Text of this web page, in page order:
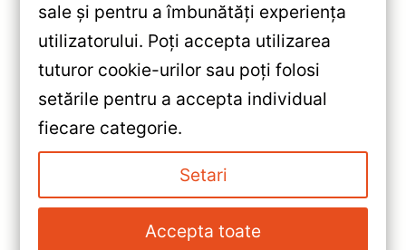
«Navigație Auto Teyes CC3L
Jeep Wrangler 2010-2018 —
Recenzie Detaliată, Testare &
Recomandări
Navigație Auto Teyes CC3L
10.2″ (Citroen C3 XR 2019-
2020) — Recenzie Detaliată,
Testare & Recomandări
sale și pentru a îmbunătăți experiența
utilizatorului. Poți accepta utilizarea
tuturor cookie-urilor sau poți folosi
setările pentru a accepta individual
fiecare categorie.
Setari
Accepta toate